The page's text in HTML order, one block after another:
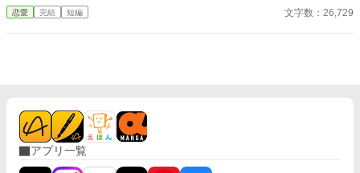
れなりの誠実さが売りだった彼は突如としてわたしを捨て、妹の
レイナにぞっこんになっていく。 こうなったら仕方ないので、わ
恋愛 完結 短編 文字数：26,729
アプリ一覧